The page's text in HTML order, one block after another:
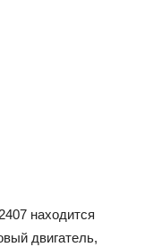
находится
двигатель,